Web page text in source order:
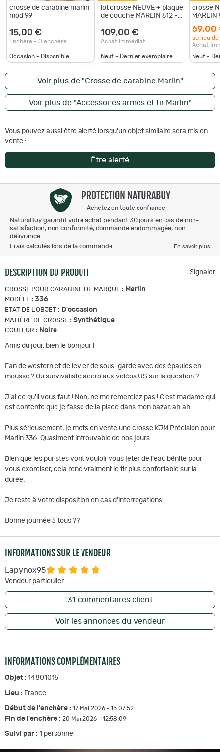
crosse de carabine marlin
mod 99
15,00 €
Enchère - 0 enchère
Occasion - Disponible
lot crosse NEUVE + plaque
de couche MARLIN 512 -
109,00 €
Achat Immédiat
Neuf - Dernier exemplaire
crosse
MARLIN
(d5t720)
69,00
au lieu de
Achat
Neuf -
Voir plus de "Crosse de carabine Marlin"
Voir plus de "Accessoires armes et tir Marlin"
Vous pouvez aussi être alerté lorsqu'un objet similaire sera mis en
vente :
Être alerté
PROTECTION NATURABUY
Achetez en toute confiance
NaturaBuy garantit votre achat pendant 30 jours en cas de non-
satisfaction, non conformité, commande endommagée, non
délivrance.
Frais calculés lors de la commande.
En savoir plus
DESCRIPTION DU PRODUIT Signaler
CROSSE POUR CARABINE DE MARQUE : Marlin
MODÈLE : 336
ETAT DE L'OBJET : D'occasion
MATIÈRE DE CROSSE : Synthétique
COULEUR : Noire
Amis du jour, bien le bonjour !
Fan de western et de levier de sous-garde avec des épaules en
mousse ? Ou survivaliste accro aux vidéos US sur la question ?
J'ai ce qu'il vous faut ! Non, ne me remerciez pas ! C'est madame qui
est contente que je fasse de la place dans mon bazar, ah ah.
Plus sérieusement, je mets en vente une crosse KJM Précision pour
Marlin 336. Quasiment introuvable de nos jours.
Bien que les puristes vont vouloir vous jeter de l'eau bénite pour
vous exorciser, cela rend vraiment le tir plus confortable sur la
durée.
Je reste à votre disposition en cas d'interrogations.
Bonne journée à tous ??
INFORMATIONS SUR LE VENDEUR
Lapynox95
Vendeur particulier
31 commentaires client
Voir les annonces du vendeur
INFORMATIONS COMPLÉMENTAIRES
Objet : 14801015
Lieu : France
Début de l'enchère : 17 Mai 2026 - 15:07:52
Fin de l'enchère : 20 Mai 2026 - 12:58:09
Suivi par : 1 personne